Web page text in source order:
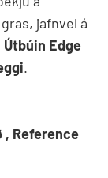
jafnvel á
Útbúin Edge
.
, Reference